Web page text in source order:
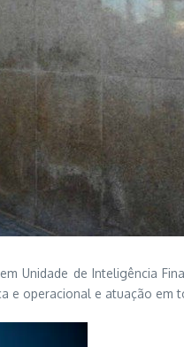
de Inteligência
e operacional e atuação em